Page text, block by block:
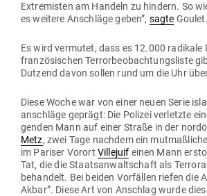
Extre­misten am Handeln zu hindern. So
es weitere Anschläge geben”, sagte Goulet.
Es wird ver­mutet, dass es 12.000 radikale
fran­zö­si­schen Ter­ror­be­ob­ach­tungs­liste
Dutzend davon sollen rund um die Uhr
Diese Woche war von einer neuen Serie
an­schläge geprägt: Die Polizei ver­letzte
genden Mann auf einer Straße in der
Metz, zwei Tage nachdem ein
im Pariser Vorort Vil­lejuif einen Mann
Tat, die die Staats­an­walt­schaft als
behandelt. Bei beiden Vor­fällen riefen die
Akbar”. Diese Art von Anschlag wurde